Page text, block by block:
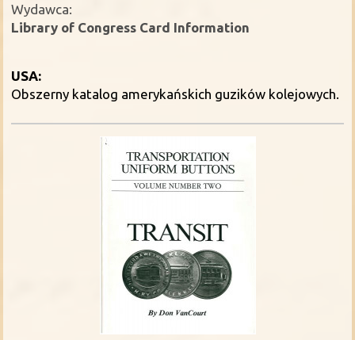
Wydawca:
Library of Congress Card Information
USA:
Obszerny katalog amerykańskich guzików kolejowych.